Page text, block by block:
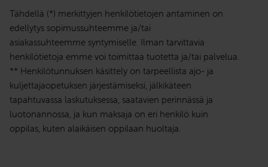
Tähdellä (*) merkittyjen henkilötietojen antaminen on
edellytys sopimussuhteemme ja/tai
asiakassuhteemme syntymiselle. Ilman tarvittavia
henkilötietoja emme voi toimittaa tuotetta ja/tai palvelua.
** Henkilötunnuksen käsittely on tarpeellista ajo- ja
kuljettajaopetuksen järjestämiseksi, jälkikäteen
tapahtuvassa laskutuksessa, saatavien perinnässä ja
luotonannossa, ja kun maksaja on eri henkilö kuin
oppilas, kuten alaikäisen oppilaan huoltaja.